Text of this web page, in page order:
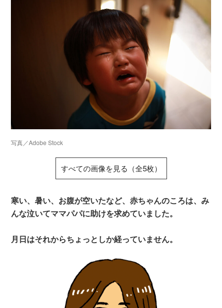
写真／Adobe Stock
すべての画像を見る（全5枚）
寒い、暑い、お腹が空いたなど、赤ちゃんのころは、み
んな泣いてママパパに助けを求めていました。
月日はそれからちょっとしか経っていません。